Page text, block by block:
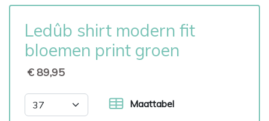
Ledûb shirt modern fit
bloemen print groen
€ 89,95
Maattabel